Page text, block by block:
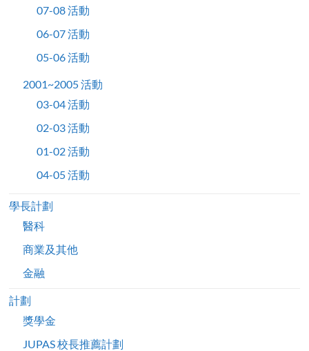
07-08 活動
06-07 活動
05-06 活動
2001~2005 活動
03-04 活動
02-03 活動
01-02 活動
04-05 活動
學長計劃
醫科
商業及其他
金融
計劃
獎學金
JUPAS 校長推薦計劃